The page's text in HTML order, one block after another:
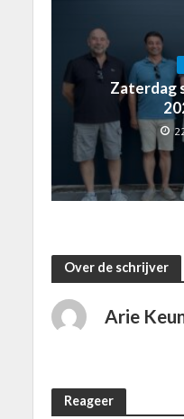
Zaterdag
Over de schrijver
Arie
Reageer